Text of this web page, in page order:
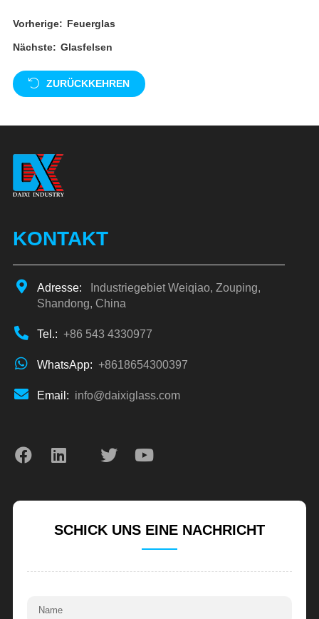
Vorherige: Feuerglas
Nächste: Glasfelsen
ZURÜCKKEHREN
KONTAKT
Adresse:
Industriegebiet Weiqiao, Zouping,
Shandong, China
Tel.: +86 543 4330977
WhatsApp: +8618654300397
Email: info@daixiglass.com
SCHICK UNS EINE NACHRICHT